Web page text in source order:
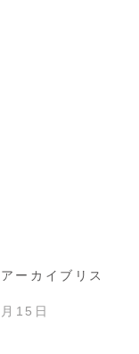
ーカイブリス
15日